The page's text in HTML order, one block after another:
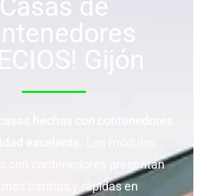
Casas de
con contenedores presentan
mas baratas y rápidas en